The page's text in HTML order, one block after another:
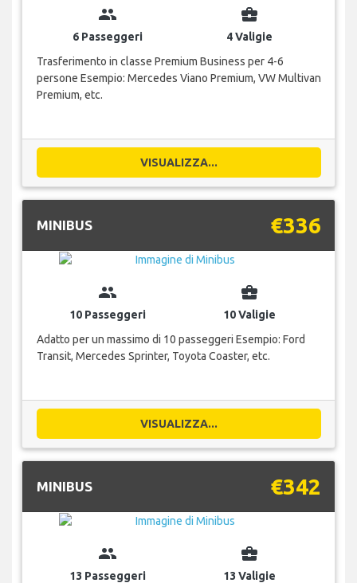
group
6 Passeggeri
business_center
4 Valigie
Trasferimento in classe Premium Business per 4-6
persone Esempio: Mercedes Viano Premium, VW Multivan
Premium, etc.
VISUALIZZA...
MINIBUS €336
group
10 Passeggeri
business_center
10 Valigie
Adatto per un massimo di 10 passeggeri Esempio: Ford
Transit, Mercedes Sprinter, Toyota Coaster, etc.
VISUALIZZA...
MINIBUS €342
group
13 Passeggeri
business_center
13 Valigie